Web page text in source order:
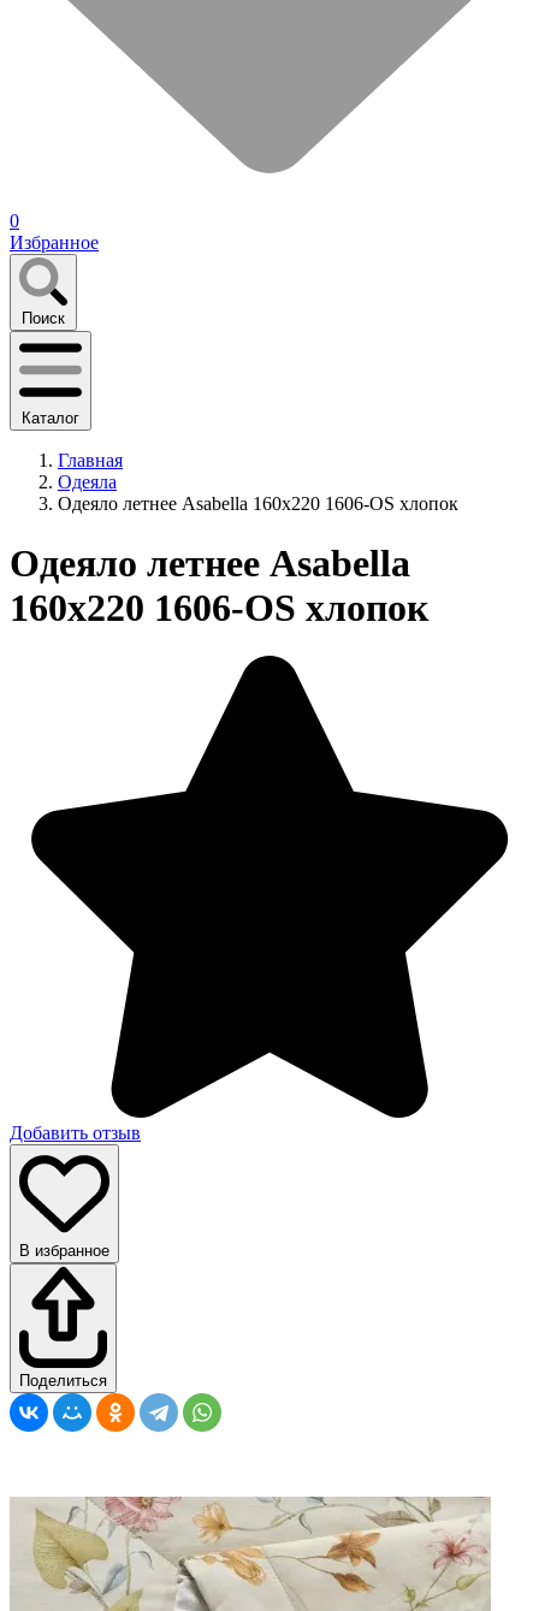
0
Избранное
Поиск
Каталог
Главная
Одеяла
Одеяло летнее Asabella 160х220 1606-OS хлопок
Одеяло летнее Asabella
160х220 1606-OS хлопок
Добавить отзыв
В избранное
Поделиться